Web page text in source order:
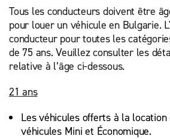
Tous les conducteurs doivent être
pour louer un véhicule en Bulgarie.
conducteur pour toutes les
de 75 ans. Veuillez consulter les
relative à l’âge ci-dessous.
21 ans
Les véhicules offerts à la
véhicules Mini et Économique.